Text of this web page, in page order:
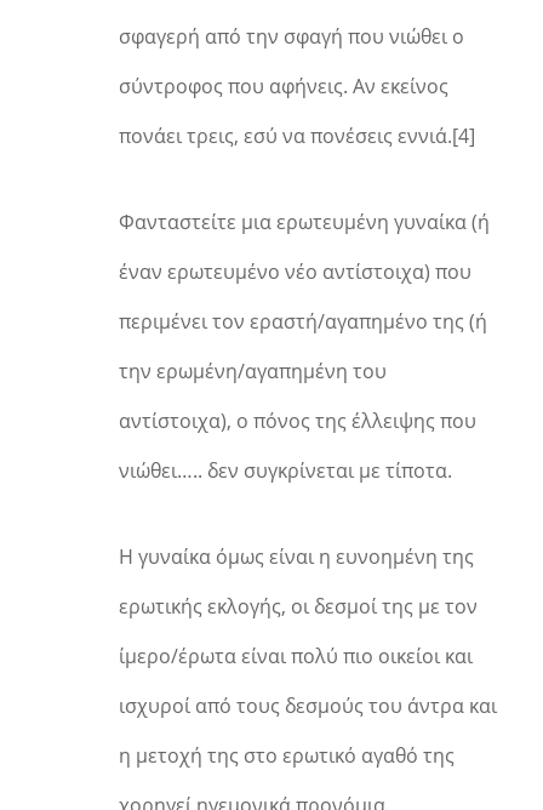
σφαγερή από την σφαγή που νιώθει ο
σύντροφος που αφήνεις. Αν εκείνος
πονάει τρεις, εσύ να πονέσεις εννιά.[4]
Φανταστείτε μια ερωτευμένη γυναίκα (ή
έναν ερωτευμένο νέο αντίστοιχα) που
περιμένει τον εραστή/αγαπημένο της (ή
την ερωμένη/αγαπημένη του
αντίστοιχα), ο πόνος της έλλειψης που
νιώθει….. δεν συγκρίνεται με τίποτα.
Η γυναίκα όμως είναι η ευνοημένη της
ερωτικής εκλογής, οι δεσμοί της με τον
ίμερο/έρωτα είναι πολύ πιο οικείοι και
ισχυροί από τους δεσμούς του άντρα και
η μετοχή της στο ερωτικό αγαθό της